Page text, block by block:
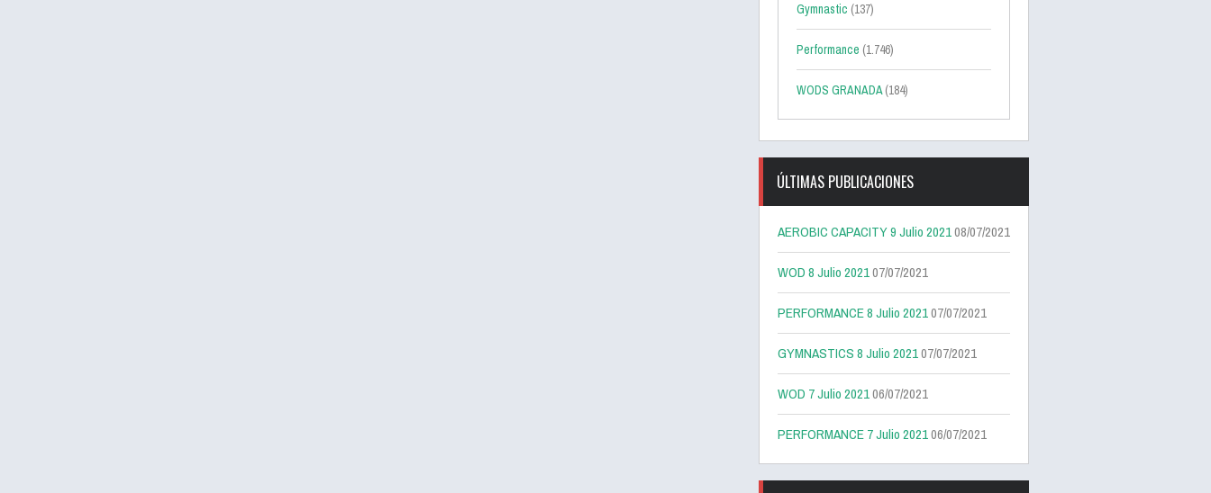
Gymnastic (137)
Performance (1.746)
WODS GRANADA(184)
ÚLTIMAS PUBLICACIONES
AEROBIC CAPACITY 9 Julio 202108/07/2021
WOD 8 Julio 202107/07/2021
PERFORMANCE 8 Julio 202107/07/2021
GYMNASTICS 8 Julio 202107/07/2021
WOD 7 Julio 202106/07/2021
PERFORMANCE 7 Julio 202106/07/2021